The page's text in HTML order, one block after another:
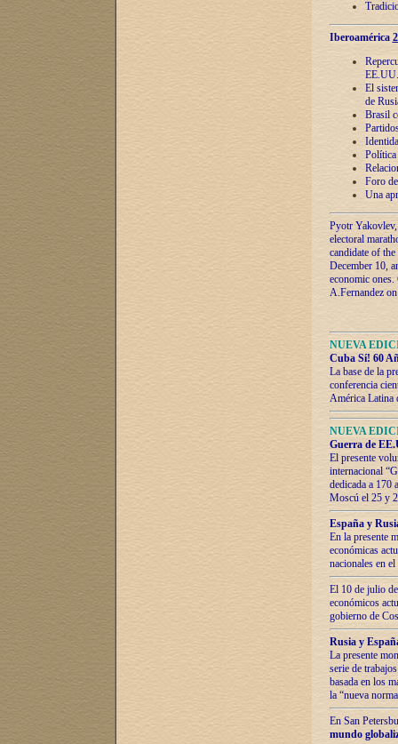
Iberoamérica
EE.UU.
El
de
Brasil
Política
Foro
Una
Pyotr
electoral
candidate of
December 10,
economic
A.Fernandez
NUEVA
Cuba Sí! 60
La base de la
conferencia
América Latina
NUEVA
Guerra de
El presente
internacional
dedicada a 170
Moscú el 25 y
España y
En la presente
económicas
nacionales en
El 10 de julio
económicos
gobierno de
Rusia y
La presente
serie de
basada en los
la “nueva
En San
mundo